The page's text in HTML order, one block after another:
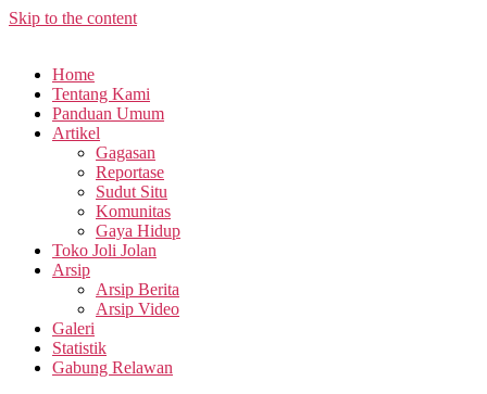
Skip to the content
Home
Tentang Kami
Panduan Umum
Artikel
Gagasan
Reportase
Sudut Situ
Komunitas
Gaya Hidup
Toko Joli Jolan
Arsip
Arsip Berita
Arsip Video
Galeri
Statistik
Gabung Relawan